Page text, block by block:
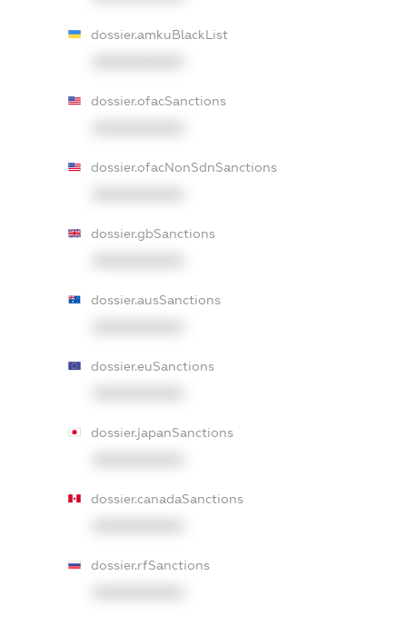
dossier.amkuBlackList
dossier.ofacSanctions
dossier.ofacNonSdnSanctions
dossier.gbSanctions
dossier.ausSanctions
dossier.euSanctions
dossier.japanSanctions
dossier.canadaSanctions
dossier.rfSanctions